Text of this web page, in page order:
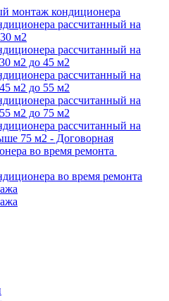
монтаж кондиционера
рассчитанный на
м2
рассчитанный на
м2 до 45 м2
рассчитанный на
м2 до 55 м2
рассчитанный на
м2 до 75 м2
рассчитанный на
75 м2 - Договорная
во время ремонта
во время ремонта